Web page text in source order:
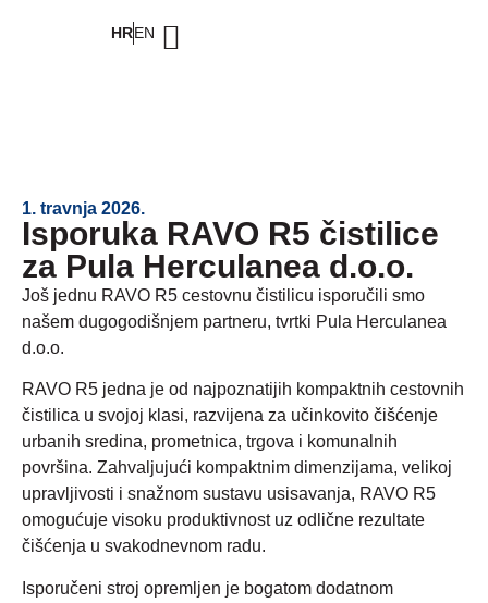
HREN
1. travnja 2026.
Isporuka RAVO R5 čistilice
za Pula Herculanea d.o.o.
Još jednu RAVO R5 cestovnu čistilicu isporučili smo
našem dugogodišnjem partneru, tvrtki Pula Herculanea
d.o.o.
RAVO R5 jedna je od najpoznatijih kompaktnih cestovnih
čistilica u svojoj klasi, razvijena za učinkovito čišćenje
urbanih sredina, prometnica, trgova i komunalnih
površina. Zahvaljujući kompaktnim dimenzijama, velikoj
upravljivosti i snažnom sustavu usisavanja, RAVO R5
omogućuje visoku produktivnost uz odlične rezultate
čišćenja u svakodnevnom radu.
Isporučeni stroj opremljen je bogatom dodatnom